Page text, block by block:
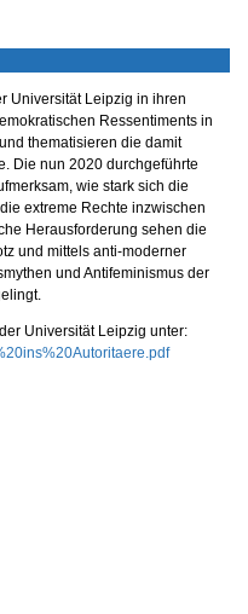
Universität Leipzig in ihren
Ressentiments in
thematisieren die damit
Die nun 2020 durchgeführte
wie stark sich die
extreme Rechte inzwischen
Herausforderung sehen die
und mittels anti-moderner
und Antifeminismus der
Universität Leipzig unter: